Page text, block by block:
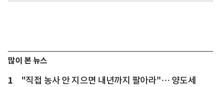
많이 본 뉴스
1
"직접 농사 안 지으면 내년까지 팔아라"… 양도세